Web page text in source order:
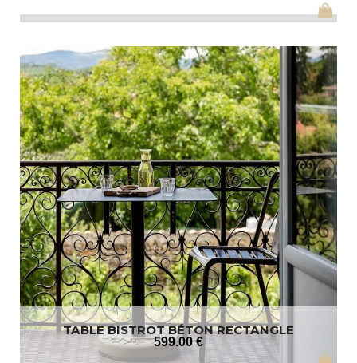
TABLE BISTROT BÉTON RECTANGLE
599.00 €